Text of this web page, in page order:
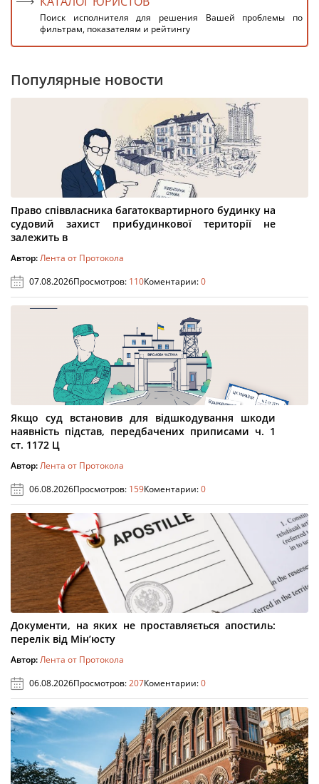
Поиск исполнителя для решения Вашей проблемы по
фильтрам, показателям и рейтингу
Популярные новости
Право співвласника багатоквартирного будинку на
судовий захист прибудинкової території не
залежить в
Автор:Лента от Протокола
07.08.2026Просмотров: 110Коментарии:0
Якщо суд встановив для відшкодування шкоди
наявність підстав, передбачених приписами ч. 1
ст. 1172 Ц
Автор:Лента от Протокола
06.08.2026Просмотров: 159Коментарии:0
Документи, на яких не проставляється апостиль:
перелік від Мін’юсту
Автор:Лента от Протокола
06.08.2026Просмотров:207Коментарии:0